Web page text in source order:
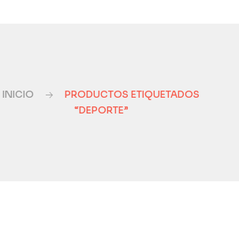
INICIO
PRODUCTOS ETIQUETADOS
“DEPORTE”